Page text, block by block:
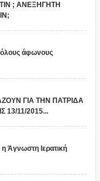
; ΑΝΕΞΗΓΗΤΗ
όλους άφωνους
ΓΙΑ ΤΗΝ ΠΑΤΡΙΔΑ
13/11/2015...
Άγνωστη Ιερατική